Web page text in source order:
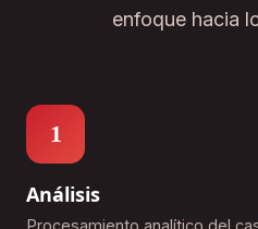
enfoque hacia
1
Análisis
Procesamiento analítico del